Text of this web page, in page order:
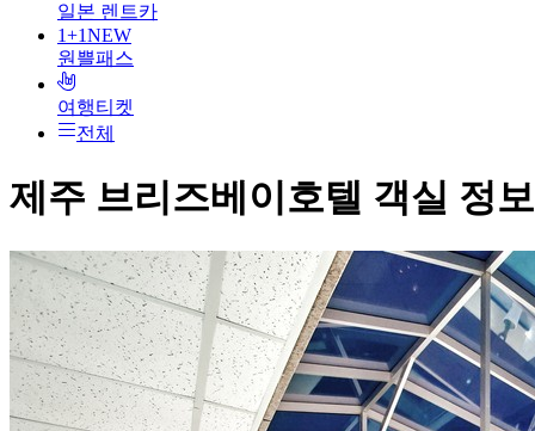
일본 렌트카
1+1NEW
원쁠패스
여행티켓
전체
제주 브리즈베이호텔 객실 정보